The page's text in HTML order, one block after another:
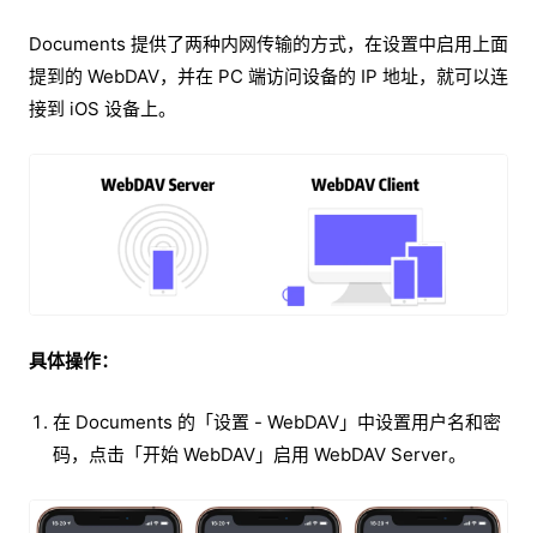
Documents 提供了两种内网传输的方式，在设置中启用上面
提到的 WebDAV，并在 PC 端访问设备的 IP 地址，就可以连
接到 iOS 设备上。
具体操作：
在 Documents 的「设置 - WebDAV」中设置用户名和密
码，点击「开始 WebDAV」启用 WebDAV Server。